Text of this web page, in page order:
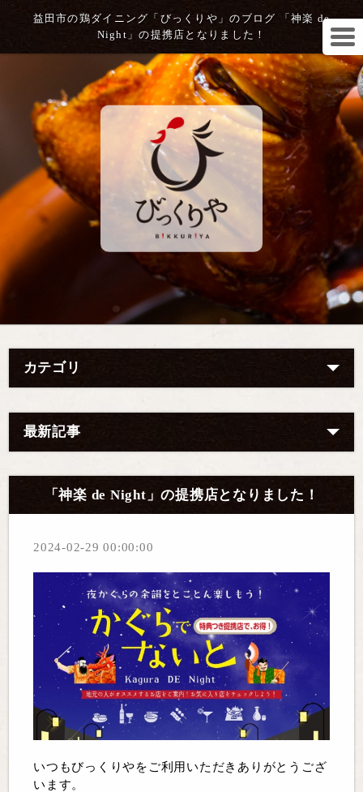
益田市の鶏ダイニング「びっくりや」のブログ 「神楽 de
Night」の提携店となりました！
カテゴリ
最新記事
「神楽 de Night」の提携店となりました！
2024-02-29 00:00:00
いつもびっくりやをご利用いただきありがとうござ
います。